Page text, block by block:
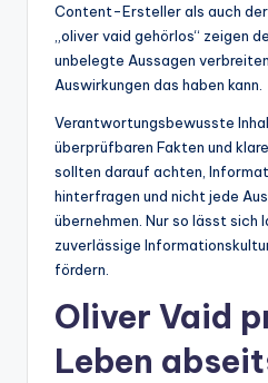
Content-Ersteller als auch der
„oliver vaid gehörlos“ zeigen
unbelegte Aussagen
Auswirkungen das haben kann.
Verantwortungsbewusste
überprüfbaren Fakten und
sollten darauf achten,
hinterfragen und nicht jede
übernehmen. Nur so lässt sich
zuverlässige
fördern.
Oliver Vaid
Leben